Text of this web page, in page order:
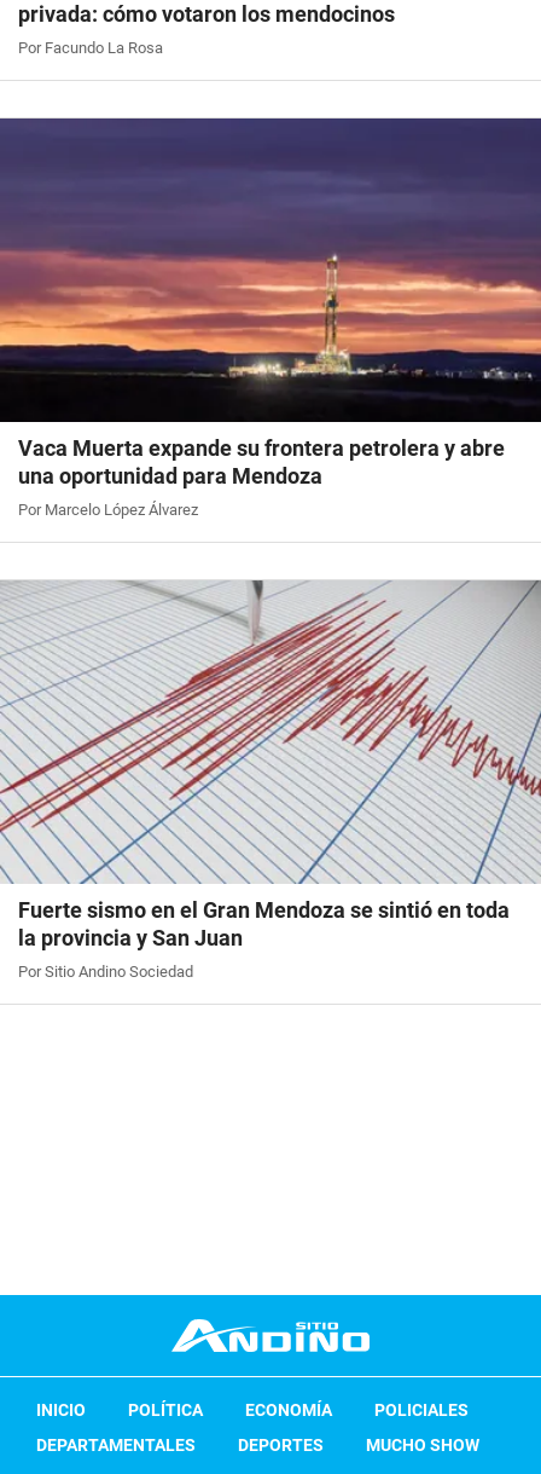
privada: cómo votaron los mendocinos
Por Facundo La Rosa
Vaca Muerta expande su frontera petrolera y abre
una oportunidad para Mendoza
Por Marcelo López Álvarez
Fuerte sismo en el Gran Mendoza se sintió en toda
la provincia y San Juan
Por Sitio Andino Sociedad
INICIO POLÍTICA ECONOMÍA
POLICIALES
DEPARTAMENTALES
DEPORTES
MUCHO SHOW